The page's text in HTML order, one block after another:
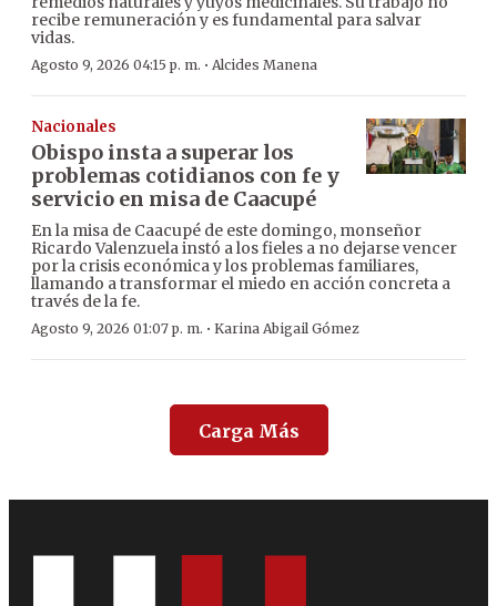
recibe remuneración y es fundamental para salvar
vidas.
Agosto 9, 2026 04:15 p. m. · Alcides Manena
Nacionales
Obispo insta a superar los
problemas cotidianos con fe y
servicio en misa de Caacupé
En la misa de Caacupé de este domingo, monseñor
Ricardo Valenzuela instó a los fieles a no dejarse vencer
por la crisis económica y los problemas familiares,
llamando a transformar el miedo en acción concreta a
través de la fe.
Agosto 9, 2026 01:07 p. m. · Karina Abigail Gómez
Carga Más